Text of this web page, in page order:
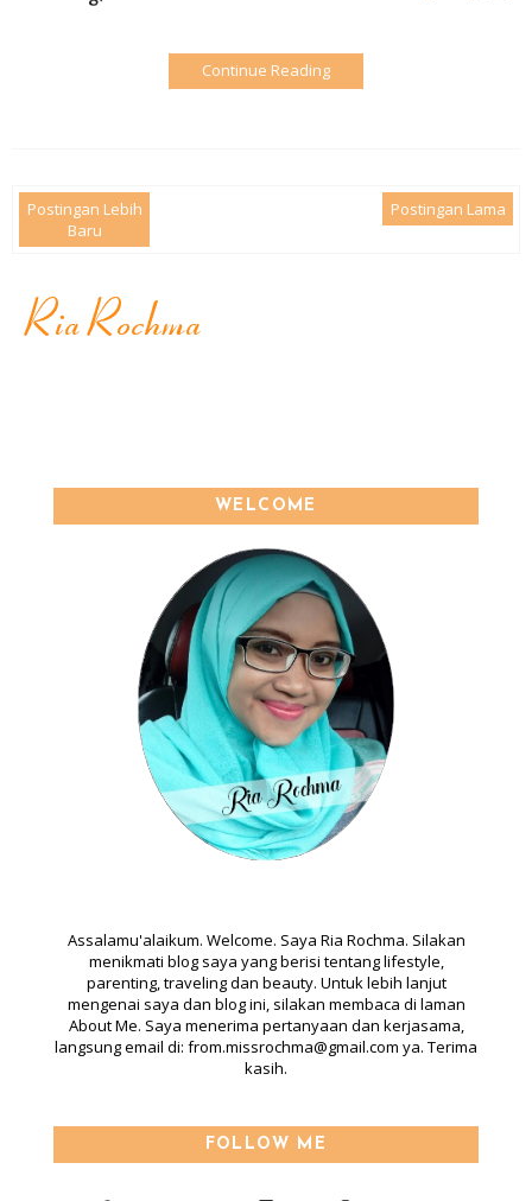
Continue Reading
Postingan Lebih
Baru
Postingan Lama
WELCOME
Assalamu'alaikum. Welcome. Saya Ria Rochma. Silakan
menikmati blog saya yang berisi tentang lifestyle,
parenting, traveling dan beauty. Untuk lebih lanjut
mengenai saya dan blog ini, silakan membaca di laman
About Me. Saya menerima pertanyaan dan kerjasama,
langsung email di: from.missrochma@gmail.com ya. Terima
kasih.
FOLLOW ME